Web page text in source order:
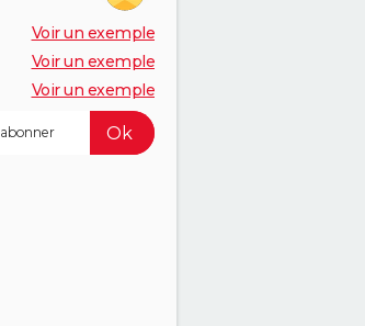
Voir un exemple
Voir un exemple
Voir un exemple